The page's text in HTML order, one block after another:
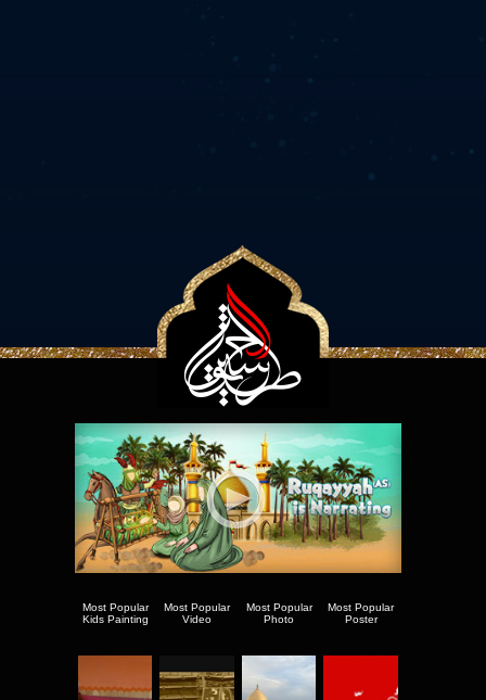
Most Popular
Kids Painting
Most Popular
Video
Most Popular
Photo
Most Popular
Poster